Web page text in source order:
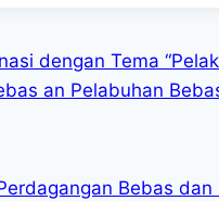
dengan Tema
an Pelabuhan
Bebas